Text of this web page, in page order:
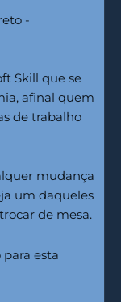
Skill que se
afinal quem
de trabalho
mudança
um daqueles
de mesa.